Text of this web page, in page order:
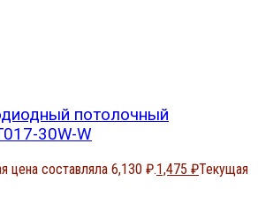
потолочный
30W-W
цена составляла 6,130 ₽.1,475 ₽Текущая